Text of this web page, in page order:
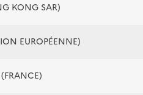
KONG SAR)
EUROPÉENNE)